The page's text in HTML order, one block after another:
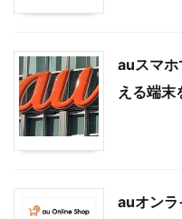
auスマホ
える端末
auオンラ